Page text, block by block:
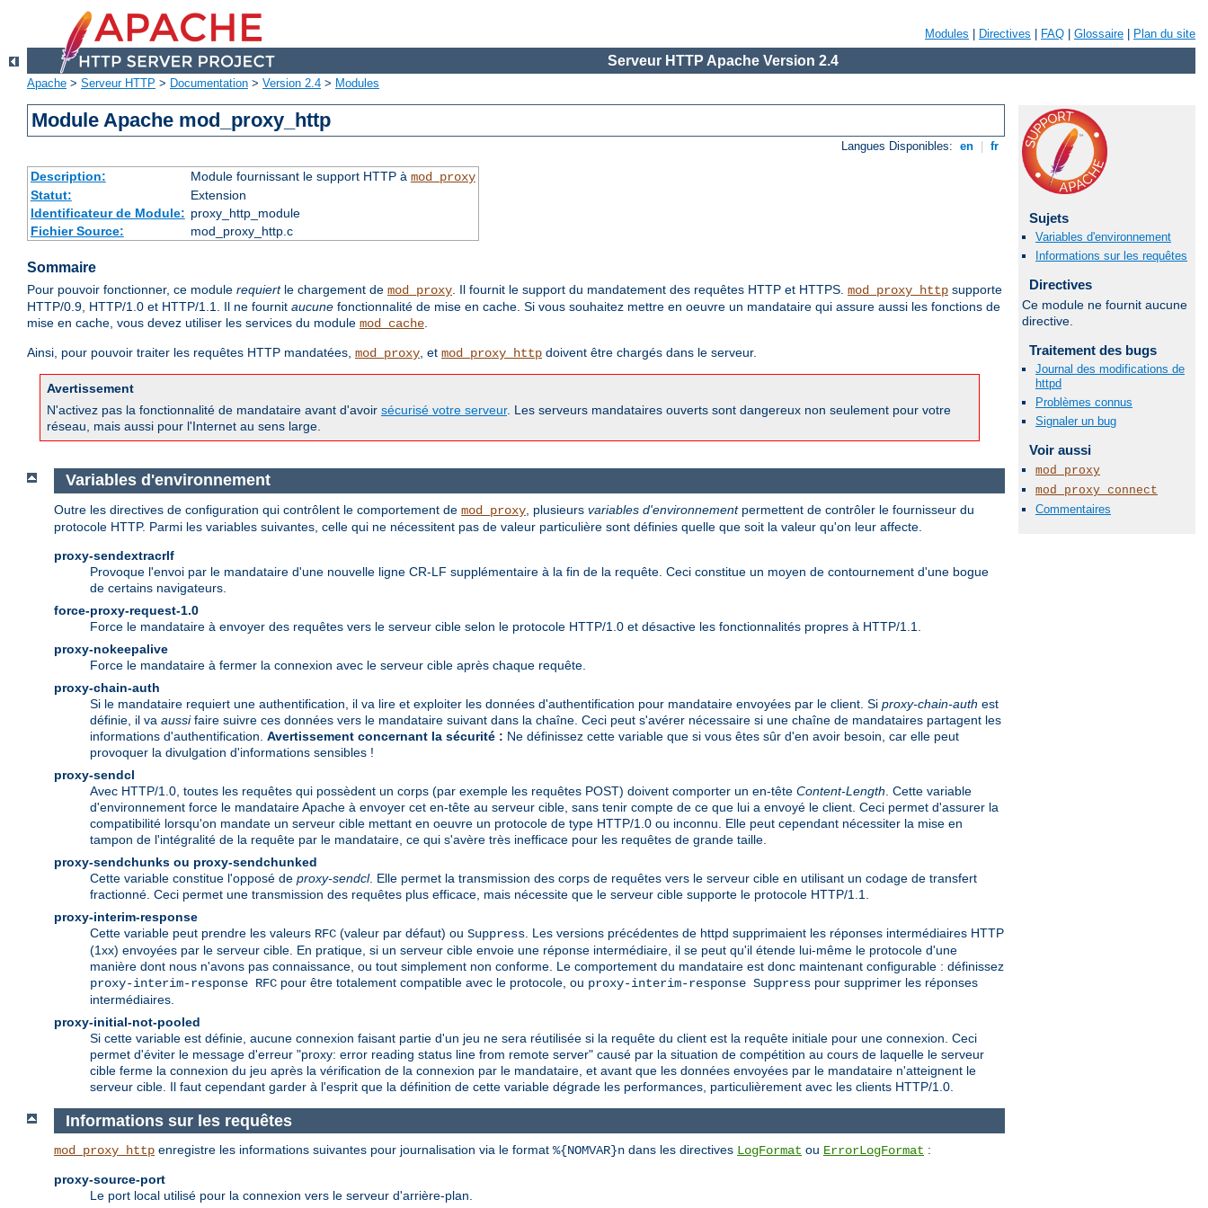
Modules Directives FAQ Glossaire Plan du site
Serveur HTTP Apache Version 2.4
Apache > Serveur HTTP > Documentation > Version 2.4 > Modules
Module Apache mod_proxy_http
Langues Disponibles: en fr
Description: Module fournissant le support HTTP à mod_proxy
Statut:
Extension
Identificateur de Module: proxy_http_module
Fichier Source:
mod_proxy_http.c
Sommaire
Pour pouvoir fonctionner, ce module requiertle chargement de mod_proxy. Il fournit le support du mandatement des requêtes HTTP et HTTPS. mod_proxy_http supporte
HTTP/0.9, HTTP/1.0 et HTTP/1.1. Il ne fournit aucune fonctionnalité de mise en cache. Si vous souhaitez mettre en oeuvre un mandataire qui assure aussi les fonctions de
mise en cache, vous devez utiliser les services du module mod_cache.
Ainsi, pour pouvoir traiter les requêtes HTTP mandatées, mod_proxy, et mod_proxy_http doivent être chargés dans le serveur.
Avertissement
N'activez pas la fonctionnalité de mandataire avant d'avoir sécurisé votre serveur. Les serveurs mandataires ouverts sont dangereux non seulement pour votre
réseau, mais aussi pour l'Internet au sens large.
Sujets
Variables d'environnement
Informations sur les requêtes
Directives
Ce module ne fournit aucune
directive.
Traitement des bugs
Journal des modifications de
httpd
Problèmes connus
Signaler un bug
Voir aussi
mod_proxy
mod_proxy_connect
Commentaires
Variables d'environnement
Outre les directives de configuration qui contrôlent le comportement de mod_proxy , plusieurs variables d'environnementpermettent de contrôler le fournisseur du
protocole HTTP. Parmi les variables suivantes, celle qui ne nécessitent pas de valeur particulière sont définies quelle que soit la valeur qu'on leur affecte.
proxy-sendextracrlf
Provoque l'envoi par le mandataire d'une nouvelle ligne CR-LF supplémentaire à la fin de la requête. Ceci constitue un moyen de contournement d'une bogue
de certains navigateurs.
force-proxy-request-1.0
Force le mandataire à envoyer des requêtes vers le serveur cible selon le protocole HTTP/1.0 et désactive les fonctionnalités propres à HTTP/1.1.
proxy-nokeepalive
Force le mandataire à fermer la connexion avec le serveur cible après chaque requête.
proxy-chain-auth
Si le mandataire requiert une authentification, il va lire et exploiter les données d'authentification pour mandataire envoyées par le client. Si proxy-chain-auth est
définie, il va aussifaire suivre ces données vers le mandataire suivant dans la chaîne. Ceci peut s'avérer nécessaire si une chaîne de mandataires partagent les
informations d'authentification. Avertissement concernant la sécurité : Ne définissez cette variable que si vous êtes sûr d'en avoir besoin, car elle peut
provoquer la divulgation d'informations sensibles !
proxy-sendcl
Avec HTTP/1.0, toutes les requêtes qui possèdent un corps (par exemple les requêtes POST) doivent comporter un en-tête Content-Length . Cette variable
d'environnement force le mandataire Apache à envoyer cet en-tête au serveur cible, sans tenir compte de ce que lui a envoyé le client. Ceci permet d'assurer la
compatibilité lorsqu'on mandate un serveur cible mettant en oeuvre un protocole de type HTTP/1.0 ou inconnu. Elle peut cependant nécessiter la mise en
tampon de l'intégralité de la requête par le mandataire, ce qui s'avère très inefficace pour les requêtes de grande taille.
proxy-sendchunks ou proxy-sendchunked
Cette variable constitue l'opposé de proxy-sendcl. Elle permet la transmission des corps de requêtes vers le serveur cible en utilisant un codage de transfert
fractionné. Ceci permet une transmission des requêtes plus efficace, mais nécessite que le serveur cible supporte le protocole HTTP/1.1.
proxy-interim-response
Cette variable peut prendre les valeurs RFC (valeur par défaut) ou Suppress . Les versions précédentes de httpd supprimaient les réponses intermédiaires HTTP
(1xx) envoyées par le serveur cible. En pratique, si un serveur cible envoie une réponse intermédiaire, il se peut qu'il étende lui-même le protocole d'une
manière dont nous n'avons pas connaissance, ou tout simplement non conforme. Le comportement du mandataire est donc maintenant configurable : définissez
proxy-interim-response RFC pour être totalement compatible avec le protocole, ou proxy-interim-response Suppress pour supprimer les réponses
intermédiaires.
proxy-initial-not-pooled
Si cette variable est définie, aucune connexion faisant partie d'un jeu ne sera réutilisée si la requête du client est la requête initiale pour une connexion. Ceci
permet d'éviter le message d'erreur "proxy: error reading status line from remote server" causé par la situation de compétition au cours de laquelle le serveur
cible ferme la connexion du jeu après la vérification de la connexion par le mandataire, et avant que les données envoyées par le mandataire n'atteignent le
serveur cible. Il faut cependant garder à l'esprit que la définition de cette variable dégrade les performances, particulièrement avec les clients HTTP/1.0.
Informations sur les requêtes
mod_proxy_http enregistre les informations suivantes pour journalisation via le format %{NOMVAR}n dans les directives LogFormat ou ErrorLogFormat :
proxy-source-port
Le port local utilisé pour la connexion vers le serveur d'arrière-plan.